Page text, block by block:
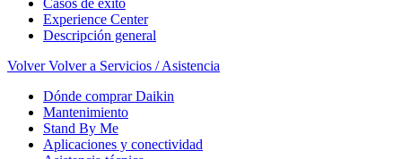
Casos de éxito
Experience Center
Descripción general
Volver Volver a Servicios / Asistencia
Dónde comprar Daikin
Mantenimiento
Stand By Me
Aplicaciones y conectividad